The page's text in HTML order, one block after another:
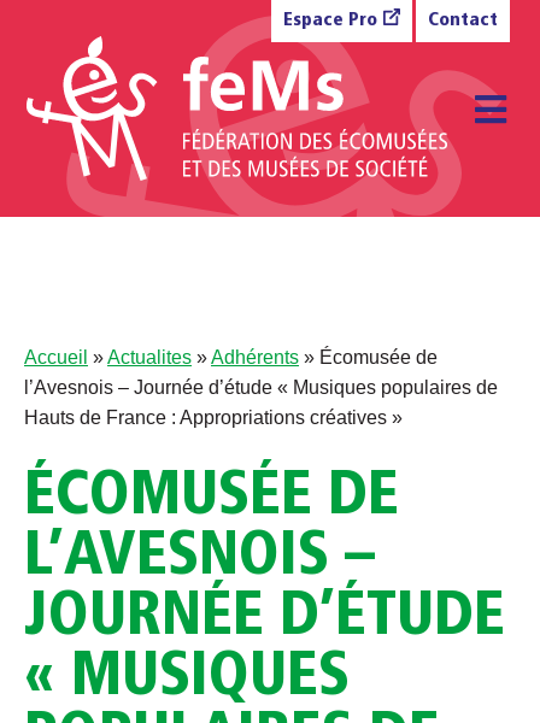
Espace Pro Contact
Accueil »Actualites »Adhérents » Écomusée de
l’Avesnois – Journée d’étude « Musiques populaires de
Hauts de France : Appropriations créatives »
ÉCOMUSÉE DE
L’AVESNOIS –
JOURNÉE D’ÉTUDE
« MUSIQUES